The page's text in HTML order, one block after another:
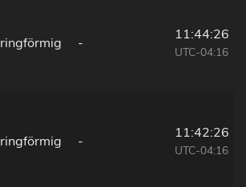
ringförmig -
11:44:26
UTC-04:16
ringförmig -
11:42:26
UTC-04:16